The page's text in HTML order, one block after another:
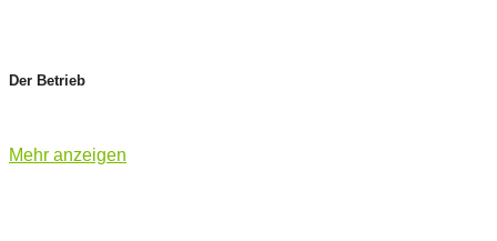
Der Betrieb
Mehr anzeigen